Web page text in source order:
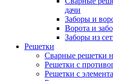
дачи
Заборы и
Ворота и
Заборы из
Решетки
Сварные решетки
Решетки с
Решетки с